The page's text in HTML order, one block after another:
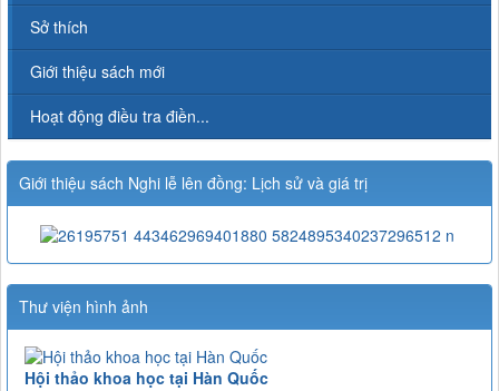
Sở thích
Giới thiệu sách mới
Hoạt động điều tra điền...
Giới thiệu sách Nghi lễ lên đồng: Lịch sử và giá trị
Thư viện hình ảnh
Hội thảo khoa học tại Hàn Quốc